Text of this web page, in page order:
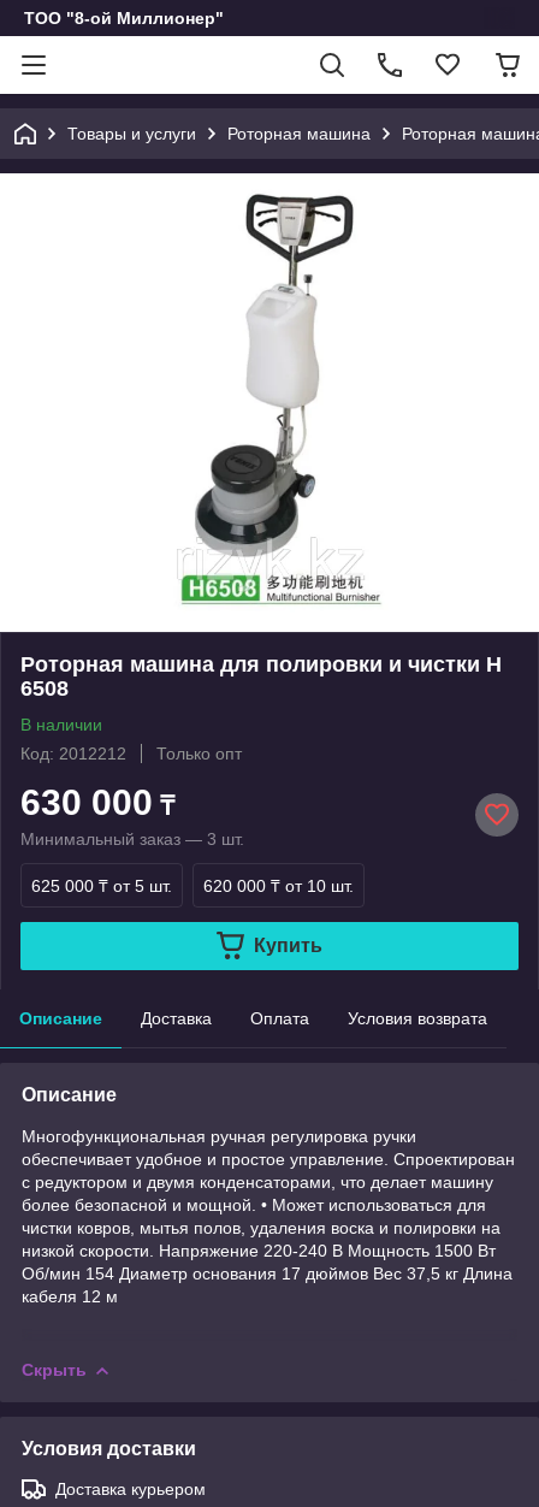
ТОО "8-ой Миллионер"
Товары и услуги Роторная машина Роторная
Роторная машина для полировки и чистки Н
6508
В наличии
Код: 2012212
Только опт
630 000 ₸
Минимальный заказ — 3 шт.
625 000 ₸ от 5 шт. 620 000 ₸ от 10 шт.
Купить
Описание Доставка Оплата Условия возврата
Описание
Многофункциональная ручная регулировка ручки
обеспечивает удобное и простое управление. Спроектирован
с редуктором и двумя конденсаторами, что делает машину
более безопасной и мощной. • Может использоваться для
чистки ковров, мытья полов, удаления воска и полировки на
низкой скорости. Напряжение 220-240 В Мощность 1500 Вт
Об/мин 154 Диаметр основания 17 дюймов Вес 37,5 кг Длина
кабеля 12 м
Скрыть
Условия доставки
Доставка курьером